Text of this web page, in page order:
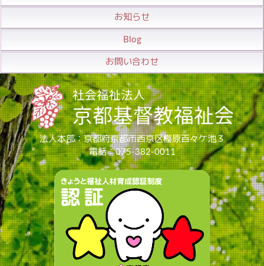
お知らせ
Blog
お問い合わせ
法人本部：京都府京都市西京区樫原百々ケ池３
電話：075-382-0011